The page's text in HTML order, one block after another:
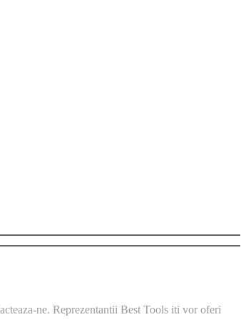
ne. Reprezentantii Best Tools iti vor oferi